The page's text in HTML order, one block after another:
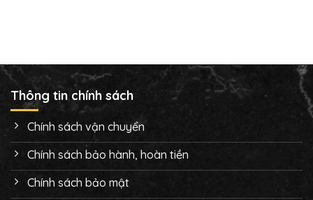
Thông tin chính sách
Chính sách vận chuyển
Chính sách bảo hành, hoàn tiền
Chính sách bảo mật